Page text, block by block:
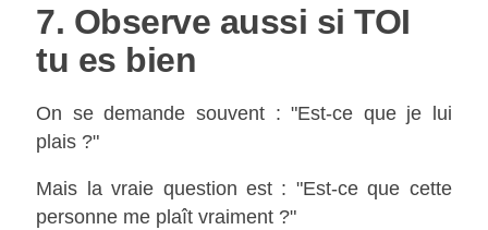
7. Observe aussi si TOI
tu es bien
On se demande souvent : "Est-ce que je lui
plais ?"
Mais la vraie question est : "Est-ce que cette
personne me plaît vraiment ?"